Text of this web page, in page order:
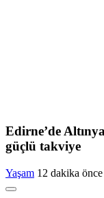
Edirne’de
güçlü takviye
Yaşam 12 dakika önce